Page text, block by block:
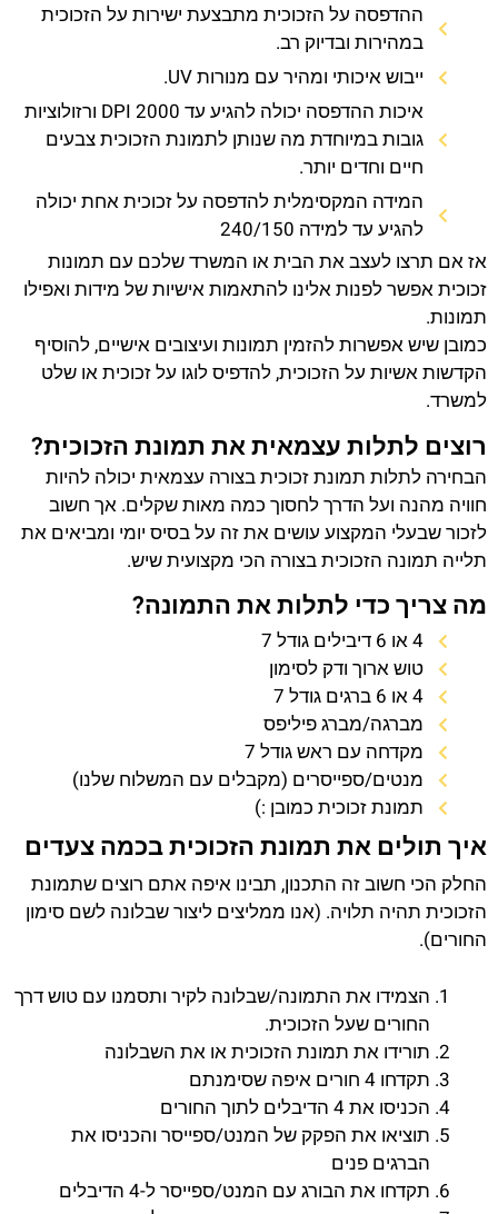
ההדפסה על הזכוכית מתבצעת ישירות על הזכוכית
במהירות ובדיוק רב.
ייבוש איכותי ומהיר עם מנורות UV.
איכות ההדפסה יכולה להגיע עד 2000 DPI ורזולוציות
גובות במיוחדת מה שנותן לתמונת הזכוכית צבעים
חיים וחדים יותר.
המידה המקסימלית להדפסה על זכוכית אחת יכולה
להגיע עד למידה 240/150
אז אם תרצו לעצב את הבית או המשרד שלכם עם תמונות
זכוכית אפשר לפנות אלינו להתאמות אישיות של מידות ואפילו
תמונות.
כמובן שיש אפשרות להזמין תמונות ועיצובים אישיים, להוסיף
הקדשות אשיות על הזכוכית, להדפיס לוגו על זכוכית או שלט
למשרד.
רוצים לתלות עצמאית את תמונת הזכוכית?
הבחירה לתלות תמונת זכוכית בצורה עצמאית יכולה להיות
חוויה מהנה ועל הדרך לחסוך כמה מאות שקלים. אך חשוב
לזכור שבעלי המקצוע עושים את זה על בסיס יומי ומביאים את
תלייה תמונה הזכוכית בצורה הכי מקצועית שיש.
מה צריך כדי לתלות את התמונה?
4 או 6 דיבילים גודל 7
טוש ארוך ודק לסימון
4 או 6 ברגים גודל 7
מברגה/מברג פיליפס
מקדחה עם ראש גודל 7
מנטים/ספייסרים (מקבלים עם המשלוח שלנו)
תמונת זכוכית כמובן :)
איך תולים את תמונת הזכוכית בכמה צעדים
החלק הכי חשוב זה התכנון, תבינו איפה אתם רוצים שתמונת
הזכוכית תהיה תלויה. (אנו ממליצים ליצור שבלונה לשם סימון
החורים).
הצמידו את התמונה/שבלונה לקיר ותסמנו עם טוש דרך
החורים שעל הזכוכית.
תורידו את תמונת הזכוכית או את השבלונה
תקדחו 4 חורים איפה שסימנתם
הכניסו את 4 הדיבלים לתוך החורים
תוציאו את הפקק של המנט/ספייסר והכניסו את
הברגים פנים
תקדחו את הבורג עם המנט/ספייסר ל-4 הדיבלים